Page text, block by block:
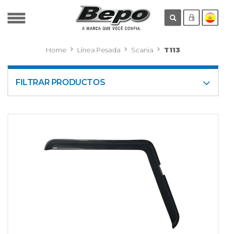
Home Línea Pesada Scania T113
FILTRAR PRODUCTOS